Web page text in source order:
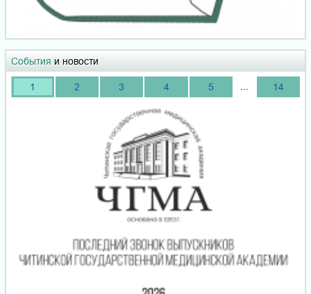
События и новости
1 2 3 4 5 14